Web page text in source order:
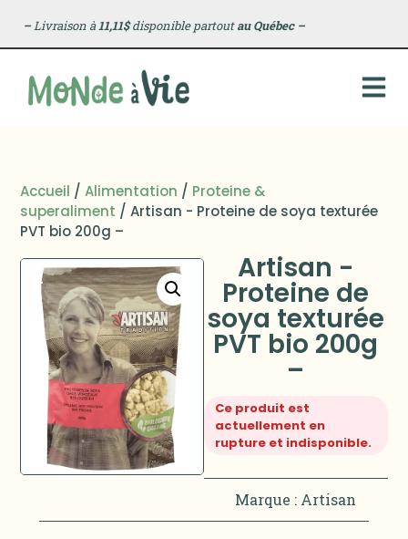
–Livraison à11,11$disponible partoutau Québec –
Accueil /Alimentation / Proteine &
superaliment / Artisan - Proteine de soya texturée
PVT bio 200g –
Artisan -
Proteine de
soya texturée
PVT bio 200g
–
Ce produit est
actuellement en
rupture et indisponible.
Marque : Artisan